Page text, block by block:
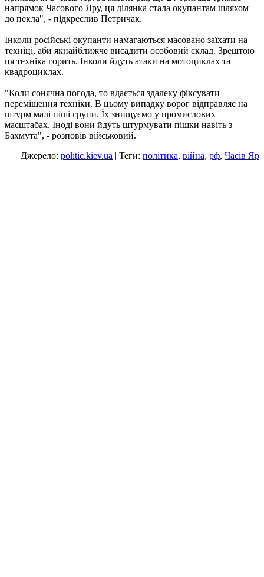
напрямок Часового Яру, ця ділянка стала окупантам шляхом
до пекла", - підкреслив Петричак.
Інколи російські окупанти намагаються масовано заїхати на
техніці, аби якнайближче висадити особовий склад. Зрештою
ця техніка горить. Інколи йдуть атаки на мотоциклах та
квадроциклах.
"Коли сонячна погода, то вдається здалеку фіксувати
переміщення техніки. В цьому випадку ворог відправляє на
штурм малі піші групи. Їх знищуємо у промислових
масштабах. Іноді вони йдуть штурмувати пішки навіть з
Бахмута", - розповів військовий.
Джерело: politic.kiev.ua | Теги: політика, війна, рф, Часів Яр